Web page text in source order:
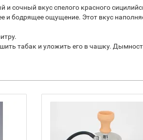
сочный вкус спелого красного
бодрящее ощущение. Этот вкус
табак и уложить его в чашку.